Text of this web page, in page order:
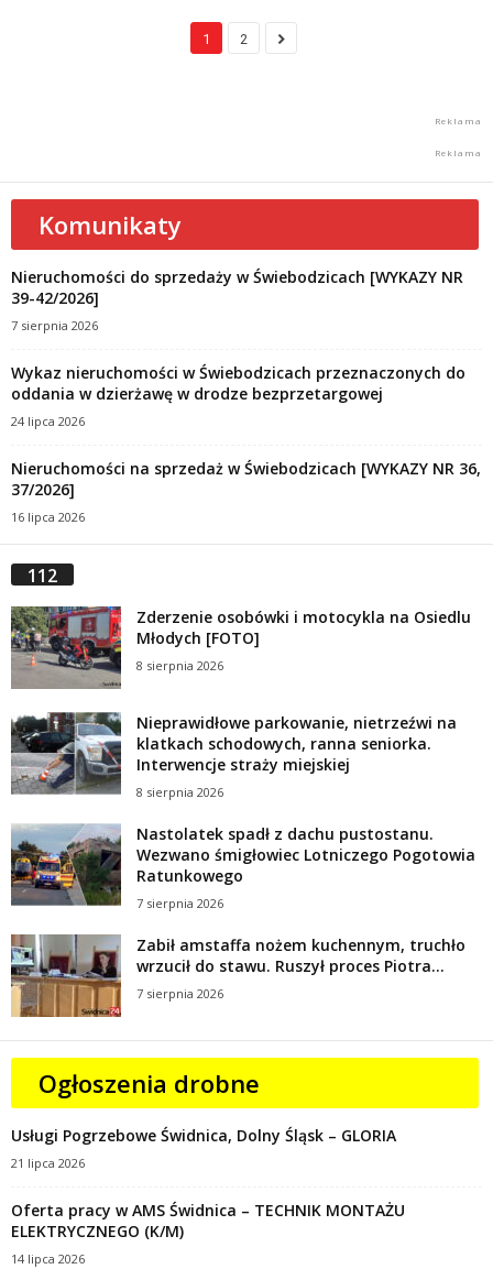
1 2
Komunikaty
Nieruchomości do sprzedaży w Świebodzicach [WYKAZY NR
39-42/2026]
7 sierpnia 2026
Wykaz nieruchomości w Świebodzicach przeznaczonych do
oddania w dzierżawę w drodze bezprzetargowej
24 lipca 2026
Nieruchomości na sprzedaż w Świebodzicach [WYKAZY NR 36,
37/2026]
16 lipca 2026
112
Zderzenie osobówki i motocykla na Osiedlu
Młodych [FOTO]
8 sierpnia 2026
Nieprawidłowe parkowanie, nietrzeźwi na
klatkach schodowych, ranna seniorka.
Interwencje straży miejskiej
8 sierpnia 2026
Nastolatek spadł z dachu pustostanu.
Wezwano śmigłowiec Lotniczego Pogotowia
Ratunkowego
7 sierpnia 2026
Zabił amstaffa nożem kuchennym, truchło
wrzucił do stawu. Ruszył proces Piotra...
7 sierpnia 2026
Ogłoszenia drobne
Usługi Pogrzebowe Świdnica, Dolny Śląsk – GLORIA
21 lipca 2026
Oferta pracy w AMS Świdnica – TECHNIK MONTAŻU
ELEKTRYCZNEGO (K/M)
14 lipca 2026